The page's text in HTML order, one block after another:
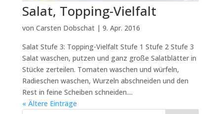
Salat, Topping-Vielfalt
von Carsten Dobschat| 9. Apr. 2016
Salat Stufe 3: Topping-Vielfalt Stufe 1 Stufe 2 Stufe 3
Salat waschen, putzen und ganz große Salatblätter in
Stücke zerteilen. Tomaten waschen und würfeln,
Radieschen waschen, Wurzeln abschneiden und den
Rest in feine Scheiben schneiden....
« Ältere Einträge